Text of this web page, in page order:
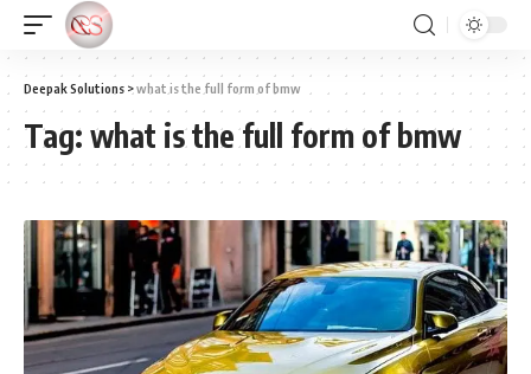
Deepak Solutions >what is the full form of bmw
Tag: what is the full form of bmw